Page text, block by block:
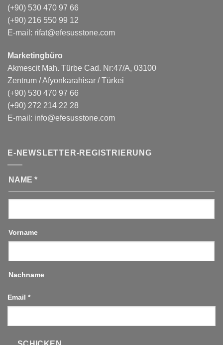
(+90) 530 470 97 66
(+90) 216 550 99 12
E-mail: rifat@efesusstone.com
Marketingbüro
Akmescit Mah. Türbe Cad. Nr:47/A, 03100
Zentrum / Afyonkarahisar / Türkei
(+90) 530 470 97 66
(+90) 272 214 22 28
E-mail: info@efesusstone.com
E-NEWSLETTER-REGISTRIERUNG
NAME *
Vorname
Nachname
Email *